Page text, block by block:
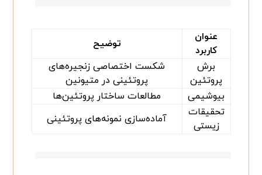
عنوان
کاربرد
توضیح
برش
پروتئین
شکست اختصاصی زنجیره‌های
پروتئینی در متیونین
بیوشیمی
مطالعات ساختار پروتئین‌ها
تحقیقات
زیستی
آماده‌سازی نمونه‌های پروتئینی